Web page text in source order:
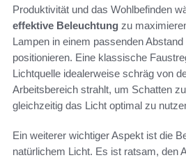
Produktivität und das Wohlbefinden
effektive Beleuchtung zu
Lampen in einem passenden
positionieren. Eine klassische
Lichtquelle idealerweise schräg von
Arbeitsbereich strahlt, um Schatten
gleichzeitig das Licht optimal zu
Ein weiterer wichtiger Aspekt ist die
natürlichem Licht. Es ist ratsam, den